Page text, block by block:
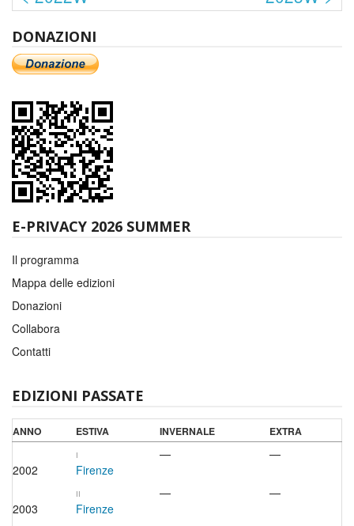
DONAZIONI
E-PRIVACY 2026 SUMMER
Il programma
Mappa delle edizioni
Donazioni
Collabora
Contatti
EDIZIONI PASSATE
ANNO ESTIVA INVERNALE EXTRA
2002
I
Firenze
— —
2003
II
Firenze
— —